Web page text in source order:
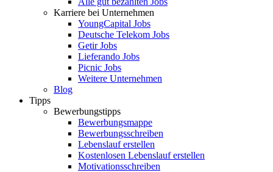
Karriere bei Unternehmen
YoungCapital Jobs
Deutsche Telekom Jobs
Getir Jobs
Lieferando Jobs
Picnic Jobs
Weitere Unternehmen
Blog
Tipps
Bewerbungstipps
Bewerbungsmappe
Bewerbungsschreiben
Lebenslauf erstellen
Kostenlosen Lebenslauf erstellen
Motivationsschreiben